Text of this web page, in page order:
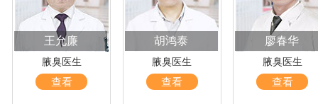
王允廉
腋臭医生
查看
胡鸿泰
腋臭医生
查看
廖春华
腋臭医生
查看